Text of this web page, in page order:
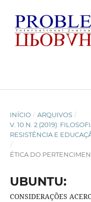
INÍCIO / ARQUIVOS /
V. 10 N. 2 (2019):
RESISTÊNCIA E
/
ÉTICA DO
UBUNTU:
CONSIDERAÇÕES